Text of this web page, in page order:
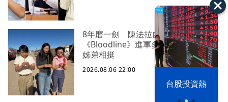
台股投資熱
8年磨一劍 陳法拉自編自導
《Bloodline》進軍多倫多 柯林法洛
姊弟相挺
2026.08.06 22:00